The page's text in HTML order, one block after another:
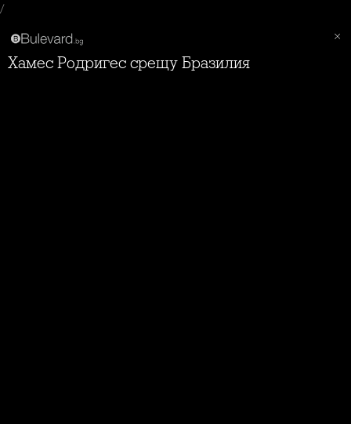
/
Хамес Родригес срещу Бразилия